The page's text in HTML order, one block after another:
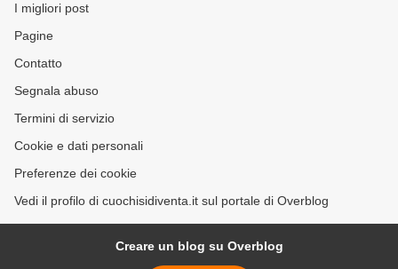
I migliori post
Pagine
Contatto
Segnala abuso
Termini di servizio
Cookie e dati personali
Preferenze dei cookie
Vedi il profilo di cuochisidiventa.it sul portale di Overblog
Creare un blog su Overblog